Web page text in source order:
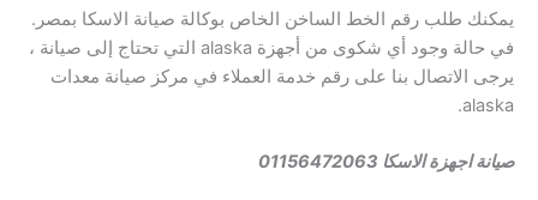
يمكنك طلب رقم الخط الساخن الخاص بوكالة صيانة الاسكا بمصر.
في حالة وجود أي شكوى من أجهزة alaska التي تحتاج إلى صيانة ،
يرجى الاتصال بنا على رقم خدمة العملاء في مركز صيانة معدات
alaska.
صيانة اجهزة الاسكا 01156472063